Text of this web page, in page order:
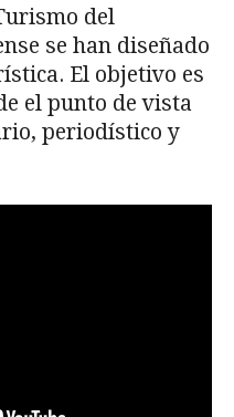
del
se han diseñado
El objetivo es
el punto de vista
periodístico y